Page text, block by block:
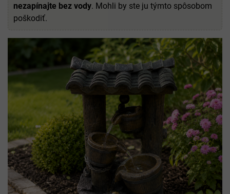
nezapínajte bez vody. Mohli by ste ju týmto spôsobom
poškodiť.